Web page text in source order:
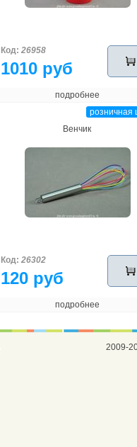
Код: 26958
1010 руб
подробнее
розничная
Венчик
Код: 26302
120 руб
подробнее
2009-